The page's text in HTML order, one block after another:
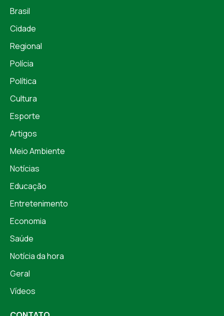
Brasil
Cidade
Regional
Polícia
Política
Cultura
Esporte
Artigos
Meio Ambiente
Notícias
Educação
Entretenimento
Economia
Saúde
Notícia da hora
Geral
Vídeos